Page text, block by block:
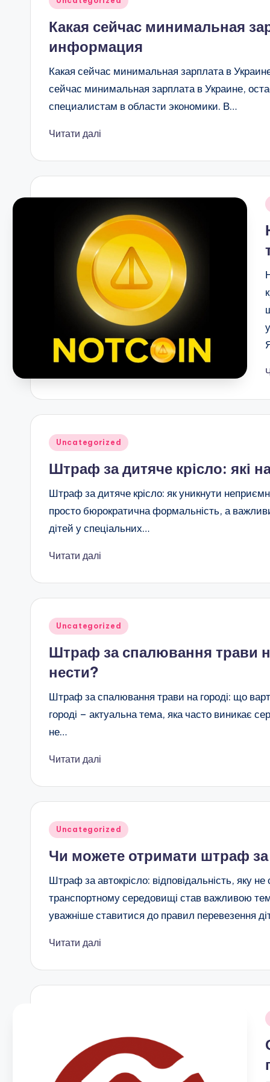
Какая сейчас минимальная
информация
Какая сейчас минимальная зарплата в
сейчас минимальная зарплата в Украине,
специалистам в области экономики. В…
Читати далі
Опубліковано
Uncategorized
Штраф за дитяче крісло: які
Штраф за дитяче крісло: як уникнути
просто бюрократична формальність, а
дітей у спеціальних…
Читати далі
Опубліковано
Uncategorized
Штраф за спалювання трави
нести?
Штраф за спалювання трави на городі: що
городі – актуальна тема, яка часто виникає
не…
Читати далі
Опубліковано
Uncategorized
Чи можете отримати штраф за
Штраф за автокрісло: відповідальність, яку
транспортному середовищі став важливою
уважніше ставитися до правил перевезення
Читати далі